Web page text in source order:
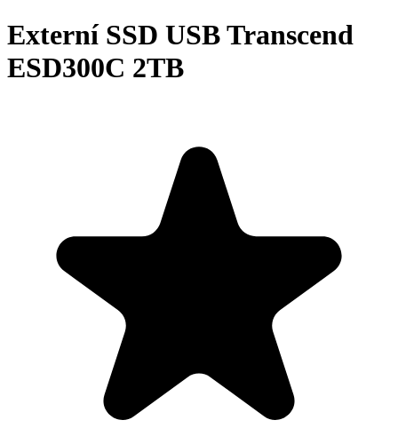
Externí SSD USB Transcend
ESD300C 2TB